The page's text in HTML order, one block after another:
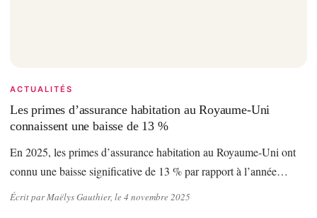
ACTUALITÉS
Les primes d’assurance habitation au Royaume-Uni
connaissent une baisse de 13 %
En 2025, les primes d’assurance habitation au Royaume-Uni ont
connu une baisse significative de 13 % par rapport à l’année…
Écrit par Maëlys Gauthier, le 4 novembre 2025